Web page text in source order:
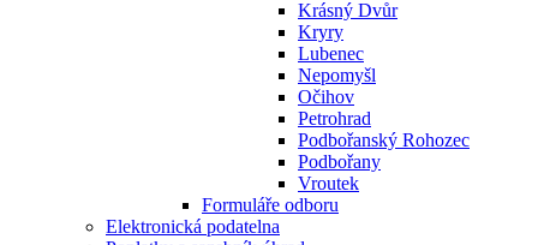
Krásný Dvůr
Kryry
Lubenec
Nepomyšl
Očihov
Petrohrad
Podbořanský Rohozec
Podbořany
Vroutek
Formuláře odboru
Elektronická podatelna